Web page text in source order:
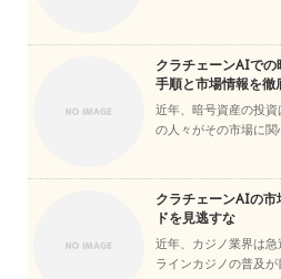
クラチェーンAIで
手順と市場情報を徹
近年、暗号資産の投資
の人々がその市場に
クラチェーンAIの
ドを見逃すな
近年、カジノ業界は
ラインカジノの普及